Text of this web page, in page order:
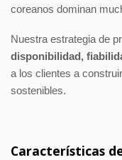
coreanos dominan
Nuestra estrategia de
disponibilidad,
a los clientes a
sostenibles.
Características